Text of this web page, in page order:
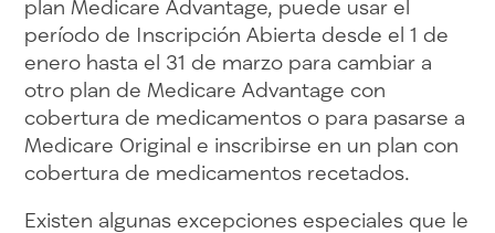
plan Medicare Advantage, puede usar el
período de Inscripción Abierta desde el 1 de
enero hasta el 31 de marzo para cambiar a
otro plan de Medicare Advantage con
cobertura de medicamentos o para pasarse a
Medicare Original e inscribirse en un plan con
cobertura de medicamentos recetados.
Existen algunas excepciones especiales que le